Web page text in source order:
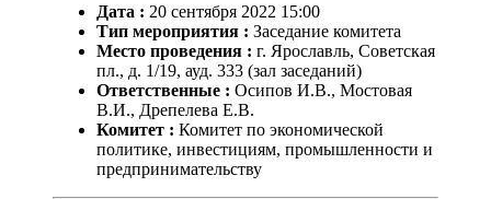
Дата : 20 сентября 2022 15:00
Тип мероприятия : Заседание комитета
Место проведения : г. Ярославль, Советская
пл., д. 1/19, ауд. 333 (зал заседаний)
Ответственные : Осипов И.В., Мостовая
В.И., Дрепелева Е.В.
Комитет : Комитет по экономической
политике, инвестициям, промышленности и
предпринимательству